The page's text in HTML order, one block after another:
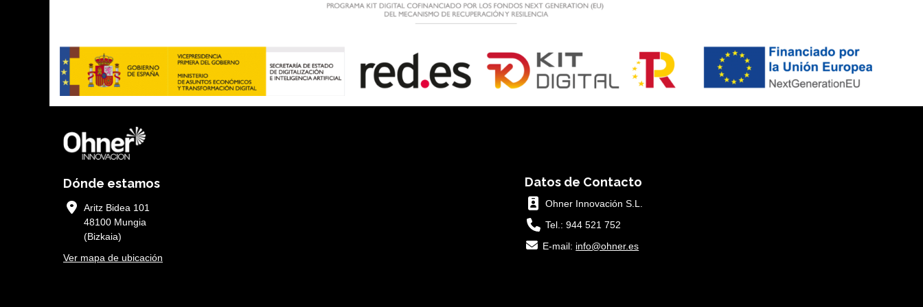
Dónde estamos
Aritz Bidea 101
48100 Mungia
(Bizkaia)
Ver mapa de ubicación
Datos de Contacto
Ohner Innovación S.L.
Tel.: 944 521 752
E-mail: info@ohner.es